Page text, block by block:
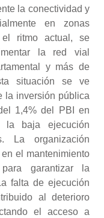
la conectividad y
en zonas
ritmo actual, se
la red vial
y más de
situación se ve
la inversión pública
1,4% del PBI en
baja ejecución
La organización
el mantenimiento
garantizar la
falta de ejecución
al deterioro
el acceso a